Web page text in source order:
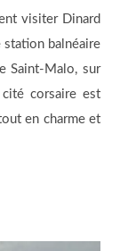
visiter Dinard
station balnéaire
Saint-Malo, sur
cité corsaire est
en charme et